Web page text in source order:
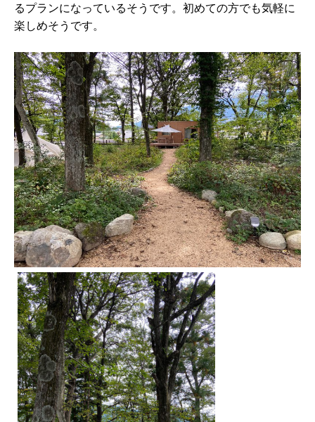
るプランになっているそうです。初めての⽅でも気軽に
楽しめそうです。